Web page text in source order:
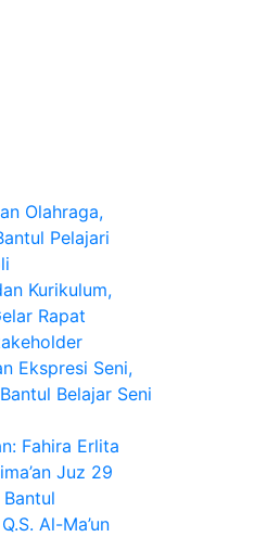
Olahraga,
Pelajari
Kurikulum,
Rapat
Ekspresi Seni,
Belajar Seni
Fahira Erlita
Juz 29
Al-Ma’un